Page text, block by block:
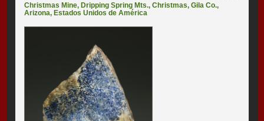
Christmas Mine,Dripping Spring Mts.,Christmas,Gila Co.,
Arizona,Estados Unidos de América